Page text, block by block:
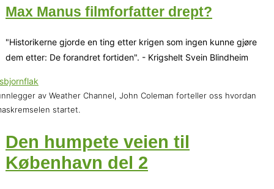
Max Manus filmforfatter drept?
"Historikerne gjorde en ting etter krigen som ingen kunne gjøre
dem etter: De forandret fortiden". - Krigshelt Svein Blindheim
av Weather Channel, John Coleman forteller oss hvordan
startet.
Den humpete veien til
København del 2